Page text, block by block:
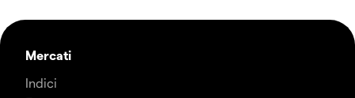
Mercati
Indici